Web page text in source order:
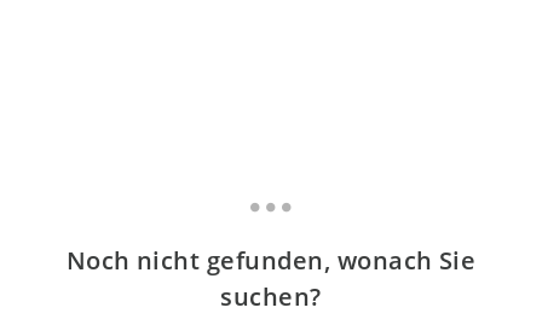
Noch nicht gefunden, wonach Sie
suchen?